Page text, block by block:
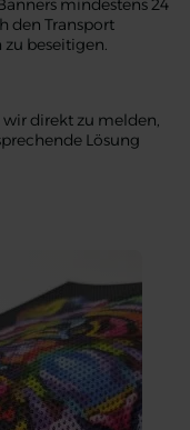
mindestens 24
den Transport
beseitigen.
direkt zu melden,
Lösung